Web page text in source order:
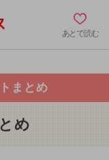
あとで読む
まとめ
め